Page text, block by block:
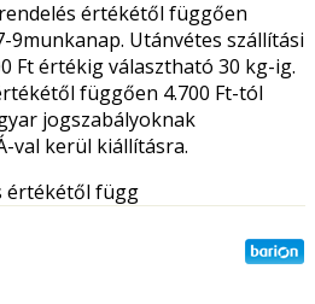
értékétől függően
9munkanap. Utánvétes szállítási
Ft értékig választható 30 kg-ig.
függően 4.700 Ft-tól
jogszabályoknak
val kerül kiállításra.
értékétől függ